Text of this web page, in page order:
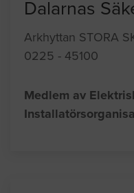
Dalarnas
Arkhyttan STORA
0225 - 45100
Medlem av